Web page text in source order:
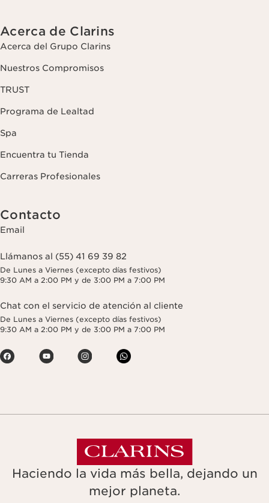
Acerca de Clarins
Acerca del Grupo Clarins
Nuestros Compromisos
TRUST
Programa de Lealtad
Spa
Encuentra tu Tienda
Carreras Profesionales
Contacto
Email
Llámanos al (55) 41 69 39 82
De Lunes a Viernes (excepto días festivos)
9:30 AM a 2:00 PM y de 3:00 PM a 7:00 PM
Chat con el servicio de atención al cliente
De Lunes a Viernes (excepto días festivos)
9:30 AM a 2:00 PM y de 3:00 PM a 7:00 PM
Haciendo la vida más bella, dejando un
mejor planeta.